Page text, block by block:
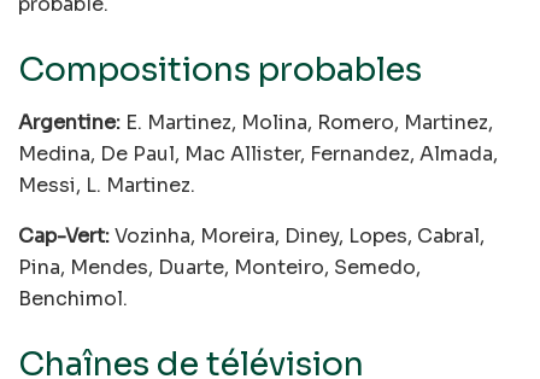
Compositions probables
Argentine: E. Martinez, Molina, Romero, Martinez,
Medina, De Paul, Mac Allister, Fernandez, Almada,
Messi, L. Martinez.
Cap-Vert:Vozinha, Moreira, Diney, Lopes, Cabral,
Pina, Mendes, Duarte, Monteiro, Semedo,
Benchimol.
Chaînes de télévision